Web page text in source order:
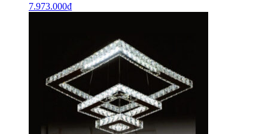
7.973.000₫